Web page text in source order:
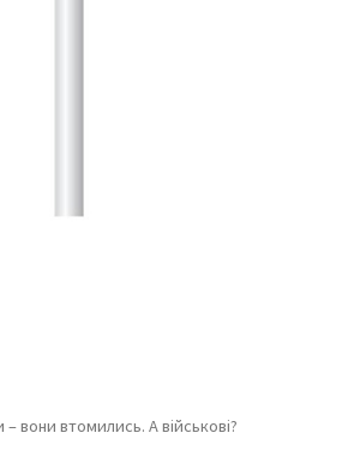
– вони втомились. А військові?